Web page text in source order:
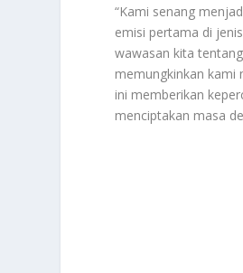
“Kami senang
emisi pertama di
wawasan kita
memungkinkan kami
ini memberikan
menciptakan masa